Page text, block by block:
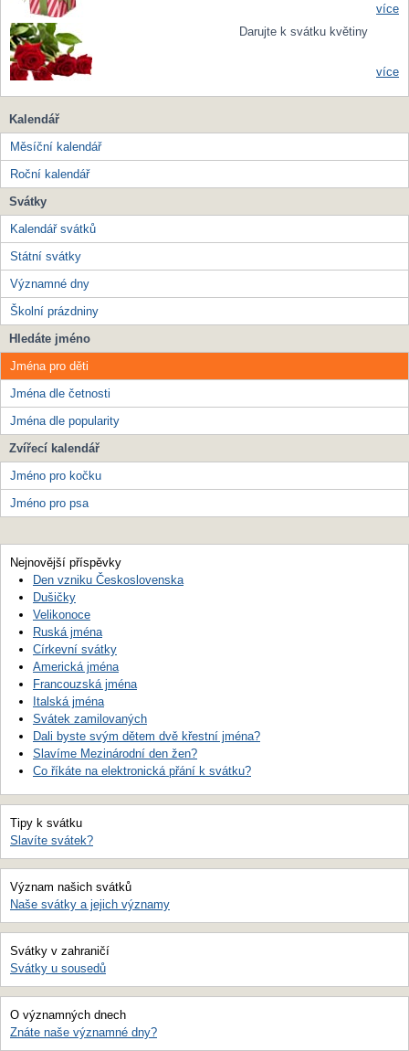
více
Darujte k svátku květiny
více
Kalendář
Měsíční kalendář
Roční kalendář
Svátky
Kalendář svátků
Státní svátky
Významné dny
Školní prázdniny
Hledáte jméno
Jména pro děti
Jména dle četnosti
Jména dle popularity
Zvířecí kalendář
Jméno pro kočku
Jméno pro psa
Nejnovější příspěvky
Den vzniku Československa
Dušičky
Velikonoce
Ruská jména
Církevní svátky
Americká jména
Francouzská jména
Italská jména
Svátek zamilovaných
Dali byste svým dětem dvě křestní jména?
Slavíme Mezinárodní den žen?
Co říkáte na elektronická přání k svátku?
Tipy k svátku
Slavíte svátek?
Význam našich svátků
Naše svátky a jejich významy
Svátky v zahraničí
Svátky u sousedů
O významných dnech
Znáte naše významné dny?